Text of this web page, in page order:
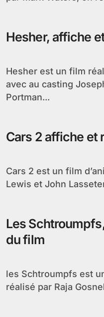
Hesher, affiche
Hesher est un film réalisé par Spencer Susser
avec au casting
Portman...
Cars 2 affiche et
Cars 2 est un film d’animation réalisé par Brad
Lewis et John
Les
du film
les Schtroumpfs est un film d’animation en 3D
réalisé par Raja